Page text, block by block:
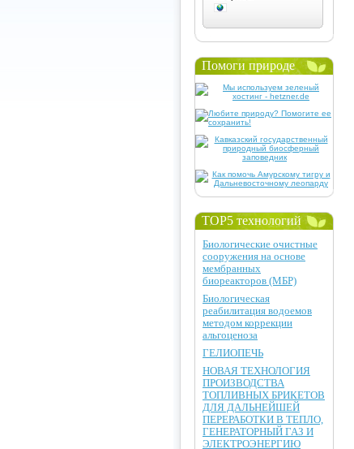
Помоги природе
TOP5 технологий
Биологические очистные
сооружения на основе
мембранных
биореакторов (МБР)
Биологическая
реабилитация водоемов
методом коррекции
альгоценоза
ГЕЛИОПЕЧЬ
НОВАЯ ТЕХНОЛОГИЯ
ПРОИЗВОДСТВА
ТОПЛИВНЫХ БРИКЕТОВ
ДЛЯ ДАЛЬНЕЙШЕЙ
ПЕРЕРАБОТКИ В ТЕПЛО,
ГЕНЕРАТОРНЫЙ ГАЗ И
ЭЛЕКТРОЭНЕРГИЮ